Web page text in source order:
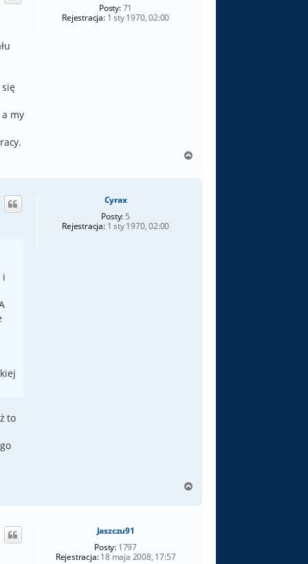
Posty:71
Rejestracja:1 sty 1970, 02:00
my
g
Cyrax
Posty: 5
Rejestracja:1 sty 1970, 02:00
i
to
g
Jaszczu91
Posty: 1797
Rejestracja:18 maja 2008, 17:57